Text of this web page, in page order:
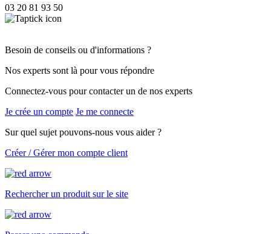
03 20 81 93 50
Besoin de conseils ou d'informations ?
Nos experts sont là pour vous répondre
Connectez-vous pour contacter un de nos experts
Je crée un compte Je me connecte
Sur quel sujet pouvons-nous vous aider ?
Créer / Gérer mon compte client
Rechercher un produit sur le site